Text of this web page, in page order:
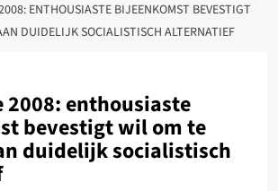
ENTHOUSIASTE BIJEENKOMST BEVESTIGT
DUIDELIJK SOCIALISTISCH ALTERNATIEF
2008: enthousiaste
bevestigt wil om te
duidelijk socialistisch